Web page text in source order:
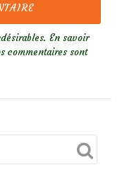
En savoir
commentaires sont